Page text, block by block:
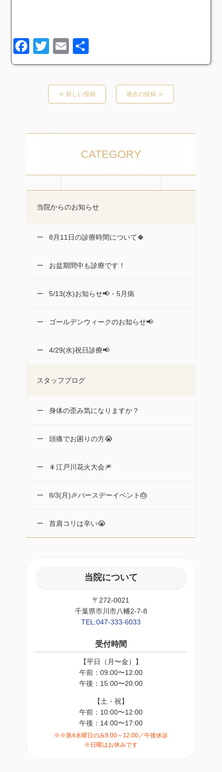
Facebook
TwitterEmail
有
≪ 新しい投稿 過去の投稿 ≫
CATEGORY
当院からのお知らせ
8月11日の診療時間について🍀
お盆期間中も診療です！
5/13(水)お知らせ📢・5月病
ゴールデンウィークのお知らせ📢
4/29(水)祝日診療📢
スタッフブログ
身体の歪み気になりますか？
頭痛でお困りの方😭
🎇江戸川花火大会🎆
8/3(月)🎉バースデーイベント🎂
首肩コリは辛い😭
当院について
〒272-0021
千葉県市川市八幡2-7-8
TEL:047-333-6033
受付時間
【平日（月〜金）】
午前：09:00〜12:00
午後：15:00〜20:00
【土・祝】
午前：10:00〜12:00
午後：14:00〜17:00
※※第4水曜日のみ9:00～12:00／午後休診
※日曜はお休みです